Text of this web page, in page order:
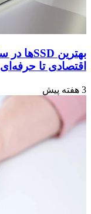
اقتصادی تا حرفه‌ای
3 هفته پیش